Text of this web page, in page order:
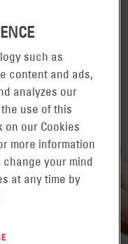
such as
content and ads,
analyzes our
use of this
our Cookies
more information
your mind
at any time by